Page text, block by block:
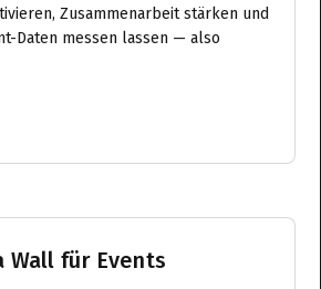
Zusammenarbeit stärken und
Daten messen lassen — also
Wall für Events